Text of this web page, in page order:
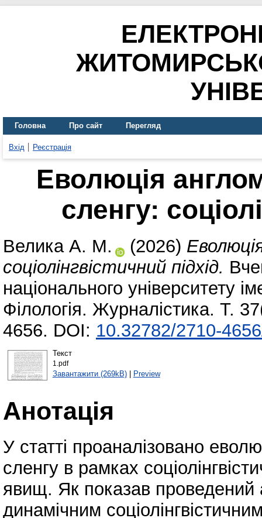
Головна Про сайт Перегляд
Вхід Реєстрація
Еволюція
сленгу:
Велика А. М. (2026)
соціолінгвістичний підхід.
національного університету
Філологія. Журналістика. Т.
4656. DOI: 10.32782/2710-
Текст
1.pdf
Завантажити (269kB)| Preview
Анотація
У статті проаналізовано
сленгу в рамках
явищ. Як показав проведений
динамічним